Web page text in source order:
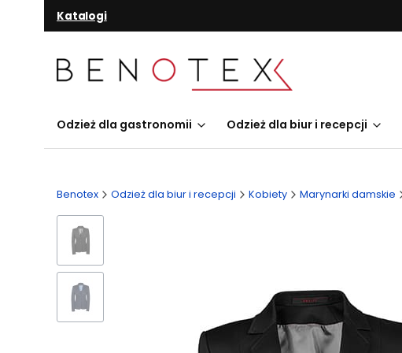
Katalogi
Odzież dla gastronomii Odzież dla biur i recepcji
Benotex Odzież dla biur i recepcji Kobiety Marynarki damskie